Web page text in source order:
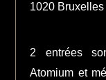
1020 Bruxelles
2 entrées
Atomium et